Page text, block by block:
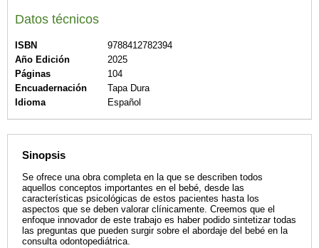
Datos técnicos
ISBN
9788412782394
Año Edición
2025
Páginas
104
Encuadernación
Tapa Dura
Idioma
Español
Sinopsis
Se ofrece una obra completa en la que se describen todos
aquellos conceptos importantes en el bebé, desde las
características psicológicas de estos pacientes hasta los
aspectos que se deben valorar clínicamente. Creemos que el
enfoque innovador de este trabajo es haber podido sintetizar todas
las preguntas que pueden surgir sobre el abordaje del bebé en la
consulta odontopediátrica.